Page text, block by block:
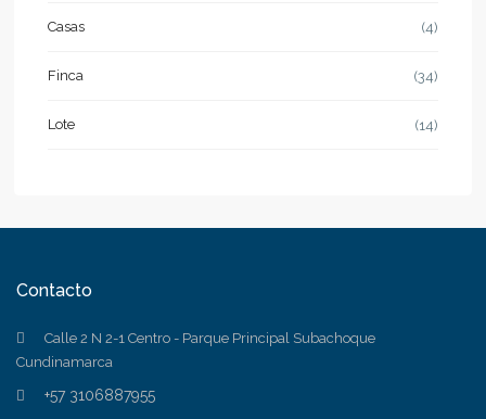
Casas (4)
Finca (34)
Lote (14)
Contacto
Calle 2 N 2-1 Centro - Parque Principal Subachoque
Cundinamarca
+57 3106887955